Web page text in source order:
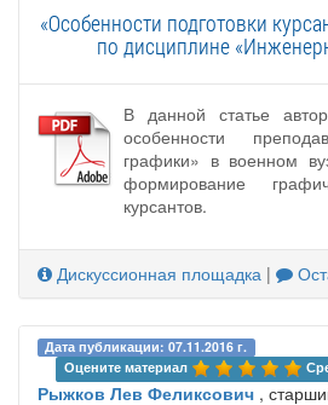
«Особенности подготовки
по дисциплине
В данной статье
особенности
графики» в военном
формирование
курсантов.
Дискуссионная площадка |
Дата публикации: 07.11.2016 г.
Оцените материал
Рыжков Лев Феликсович ,